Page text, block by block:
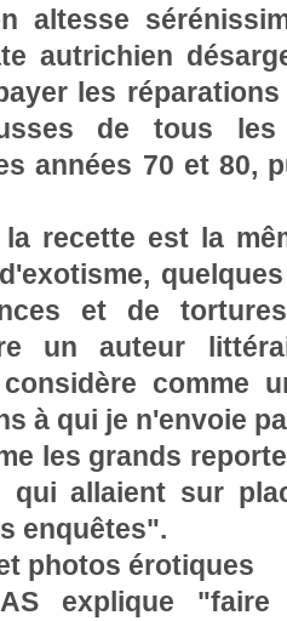
altesse
autrichien
les
de tous
années 70 et 80,
recette est la
et de
un auteur
comme
à qui je n'envoie
les grands
qui allaient sur
enquêtes".
photos érotiques
explique